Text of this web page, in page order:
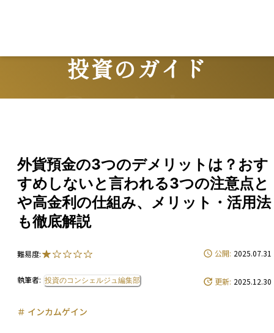
投資のガイド
Guide
外貨預金の3つのデメリットは？おす
すめしないと言われる3つの注意点と
や高金利の仕組み、メリット・活用法
も徹底解説
難易度:
執筆者: 投資のコンシェルジュ編集部
公開: 2025.07.31
更新: 2025.12.30
＃ インカムゲイン